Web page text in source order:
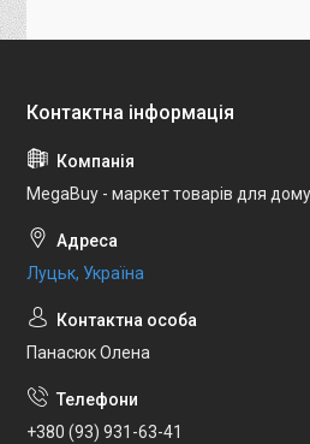
MegaBuy - маркет товарів для
Луцьк, Україна
Панасюк Олена
+380 (93) 931-63-41